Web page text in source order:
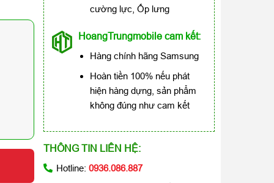
cường lực, Ốp lưng
HoangTrungmobile cam kết:
Hàng chính hãng Samsung
Hoàn tiền 100% nếu phát
hiện hàng dựng, sản phẩm
không đúng như cam kết
THÔNG TIN LIÊN HỆ:
Hotline: 0936.086.887